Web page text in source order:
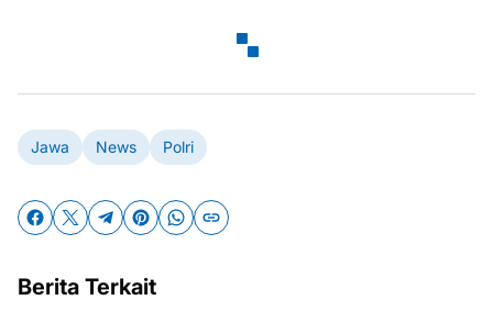
Jawa News Polri
Berita Terkait